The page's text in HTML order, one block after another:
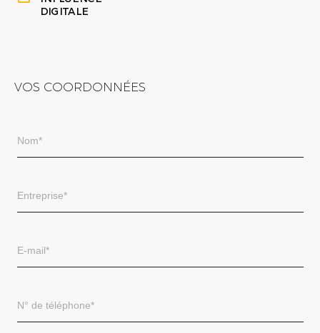
DIGITALE
VOS COORDONNÉES